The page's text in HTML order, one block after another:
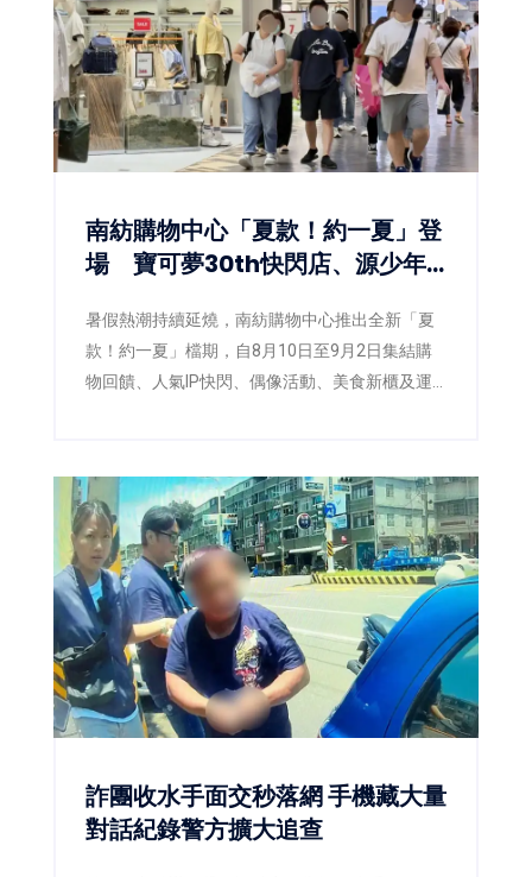
南紡購物中心「夏款！約一夏」登
場 寶可夢30th快閃店、源少年
暑假熱潮持續延燒，南紡購物中心推出全新「夏
款！約一夏」檔期，自8月10日至9月2日集結購
物回饋、人氣IP快閃、偶像活動、美食新櫃及運
賽與鼓手道館競技，打造今夏最熱鬧的城市娛樂
據點。同時祭出會員點數折抵、滿額贈禮及多元
支付優惠，讓消費者享受購物、娛樂、美食一次
到位的夏日體驗。
詐團收水手面交秒落網 手機藏大量
對話紀錄警方擴大追查